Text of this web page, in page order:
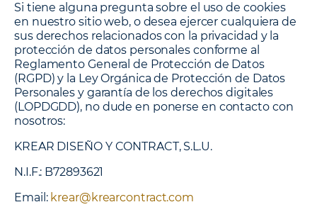
Si tiene alguna pregunta sobre el uso de cookies
en nuestro sitio web, o desea ejercer cualquiera de
sus derechos relacionados con la privacidad y la
protección de datos personales conforme al
Reglamento General de Protección de Datos
(RGPD) y la Ley Orgánica de Protección de Datos
Personales y garantía de los derechos digitales
(LOPDGDD), no dude en ponerse en contacto con
nosotros:
KREAR DISEÑO Y CONTRACT, S.L.U.
N.I.F.: B72893621
Email: krear@krearcontract.com